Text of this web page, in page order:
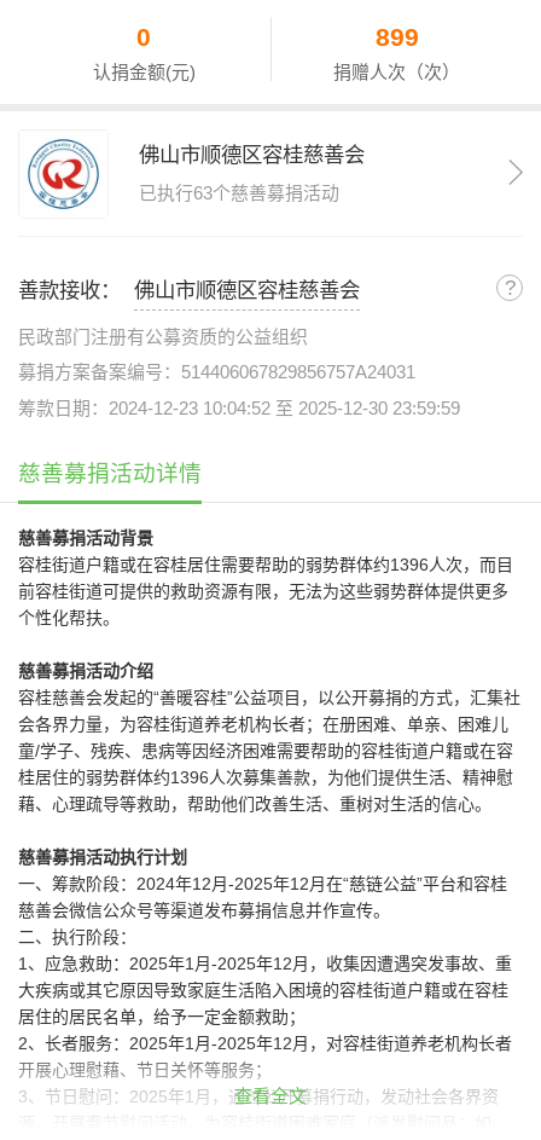
0
认捐金额(元)
899
捐赠人次（次）
佛山市顺德区容桂慈善会
已执行63个慈善募捐活动
善款接收： 佛山市顺德区容桂慈善会 ?
民政部门注册有公募资质的公益组织
募捐方案备案编号：514406067829856757A24031
筹款日期：2024-12-23 10:04:52 至 2025-12-30 23:59:59
慈善募捐活动详情
慈善募捐活动背景
容桂街道户籍或在容桂居住需要帮助的弱势群体约1396人次，而目
前容桂街道可提供的救助资源有限，无法为这些弱势群体提供更多
个性化帮扶。
慈善募捐活动介绍
容桂慈善会发起的“善暖容桂”公益项目，以公开募捐的方式，汇集社
会各界力量，为容桂街道养老机构长者；在册困难、单亲、困难儿
童/学子、残疾、患病等因经济困难需要帮助的容桂街道户籍或在容
桂居住的弱势群体约1396人次募集善款，为他们提供生活、精神慰
藉、心理疏导等救助，帮助他们改善生活、重树对生活的信心。
慈善募捐活动执行计划
一、筹款阶段：2024年12月-2025年12月在“慈链公益”平台和容桂
慈善会微信公众号等渠道发布募捐信息并作宣传。
二、执行阶段：
1、应急救助：2025年1月-2025年12月，收集因遭遇突发事故、重
大疾病或其它原因导致家庭生活陷入困境的容桂街道户籍或在容桂
居住的居民名单，给予一定金额救助；
2、长者服务：2025年1月-2025年12月，对容桂街道养老机构长者
开展心理慰藉、节日关怀等服务；
3、节日慰问：2025年1月，通过公开募捐行动，发动社会各界资
查看全文